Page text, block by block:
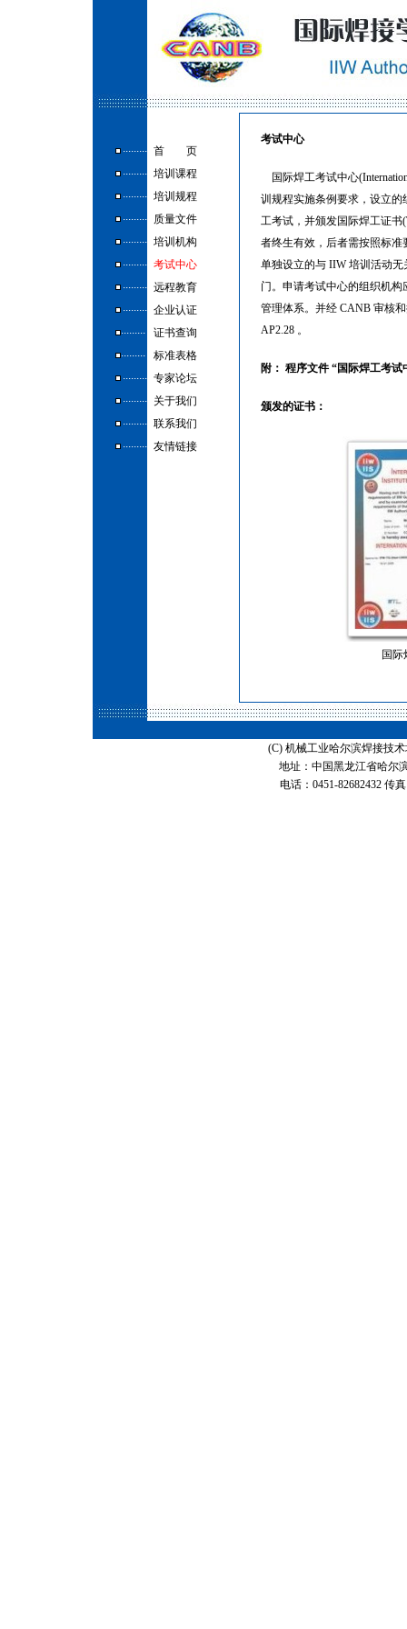
.........
.........
.........
.........
.........
.........
.........
.........
.........
.........
.........
.........
.........
.........
首____ 页
培训课程
培训规程
质量文件
培训机构
考试中心
远程教育
企业认证
证书查询
标准表格
专家论坛
关于我们
联系我们
友情链接
考试中心
国际焊工考试中心
训规程实施条例要求，设立的
工考试，并颁发国际焊工证书
者终生有效，后者需按照标
单独设立的与 IIW 培训活动
门。申请考试中心的组织机
管理体系。并经 CANB 审核
AP2.28 。
附： 程序文件 “国际焊工考
颁发的证书：
国际
(C) 机械工业哈尔滨焊接
地址：中国黑龙江省哈
电话：0451-82682432 传